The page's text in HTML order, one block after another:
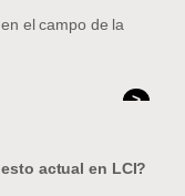
el campo de la
>
actual en LCI?